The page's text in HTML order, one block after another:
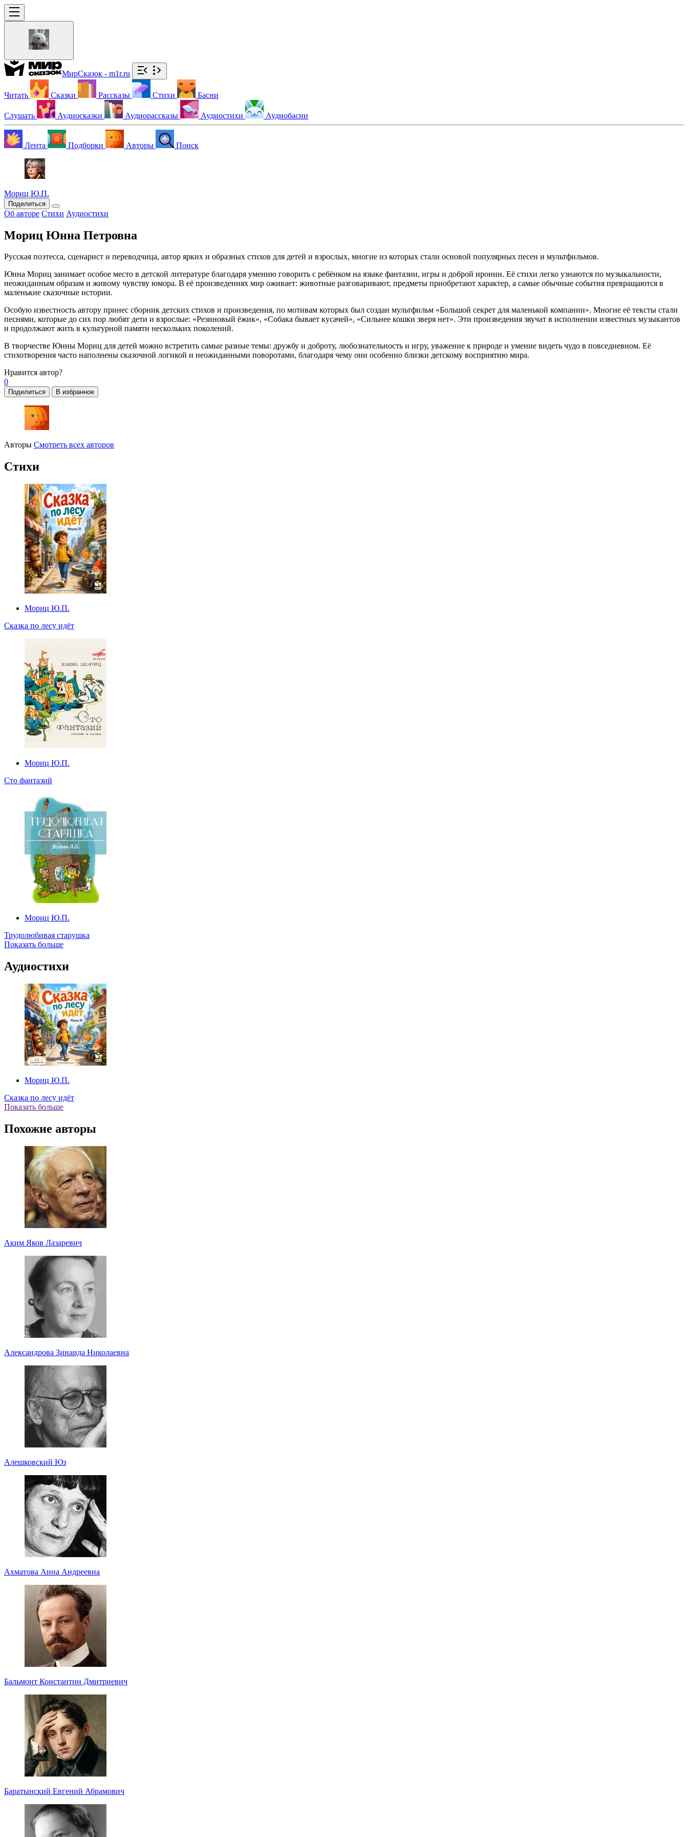
МирСказок - m1r.ru
Читать Сказки Рассказы Стихи Басни
Слушать Аудиосказки Аудиорассказы Аудиостихи Аудиобасни
Лента Подборки Авторы Поиск
Мориц Ю.П.
Поделиться
Об авторе Стихи Аудиостихи
Мориц Юнна Петровна
Русская поэтесса, сценарист и переводчица, автор ярких и образных стихов для детей и взрослых, многие из которых стали основой популярных песен и мультфильмов.
Юнна Мориц занимает особое место в детской литературе благодаря умению говорить с ребёнком на языке фантазии, игры и доброй иронии. Её стихи легко узнаются по музыкальности,
неожиданным образам и живому чувству юмора. В её произведениях мир оживает: животные разговаривают, предметы приобретают характер, а самые обычные события превращаются в
маленькие сказочные истории.
Особую известность автору принес сборник детских стихов и произведения, по мотивам которых был создан мультфильм «Большой секрет для маленькой компании». Многие её тексты стали
песнями, которые до сих пор любят дети и взрослые: «Резиновый ёжик», «Собака бывает кусачей», «Сильнее кошки зверя нет». Эти произведения звучат в исполнении известных музыкантов
и продолжают жить в культурной памяти нескольких поколений.
В творчестве Юнны Мориц для детей можно встретить самые разные темы: дружбу и доброту, любознательность и игру, уважение к природе и умение видеть чудо в повседневном. Её
стихотворения часто наполнены сказочной логикой и неожиданными поворотами, благодаря чему они особенно близки детскому восприятию мира.
Нравится автор?
0
Поделиться В избранное
Авторы Смотреть всех авторов
Стихи
Мориц Ю.П.
Сказка по лесу идёт
Мориц Ю.П.
Сто фантазий
Мориц Ю.П.
Трудолюбивая старушка
Показать больше
Аудиостихи
Мориц Ю.П.
Сказка по лесу идёт
Показать больше
Похожие авторы
Аким Яков Лазаревич
Александрова Зинаида Николаевна
Алешковский Юз
Ахматова Анна Андреевна
Бальмонт Константин Дмитриевич
Баратынский Евгений Абрамович